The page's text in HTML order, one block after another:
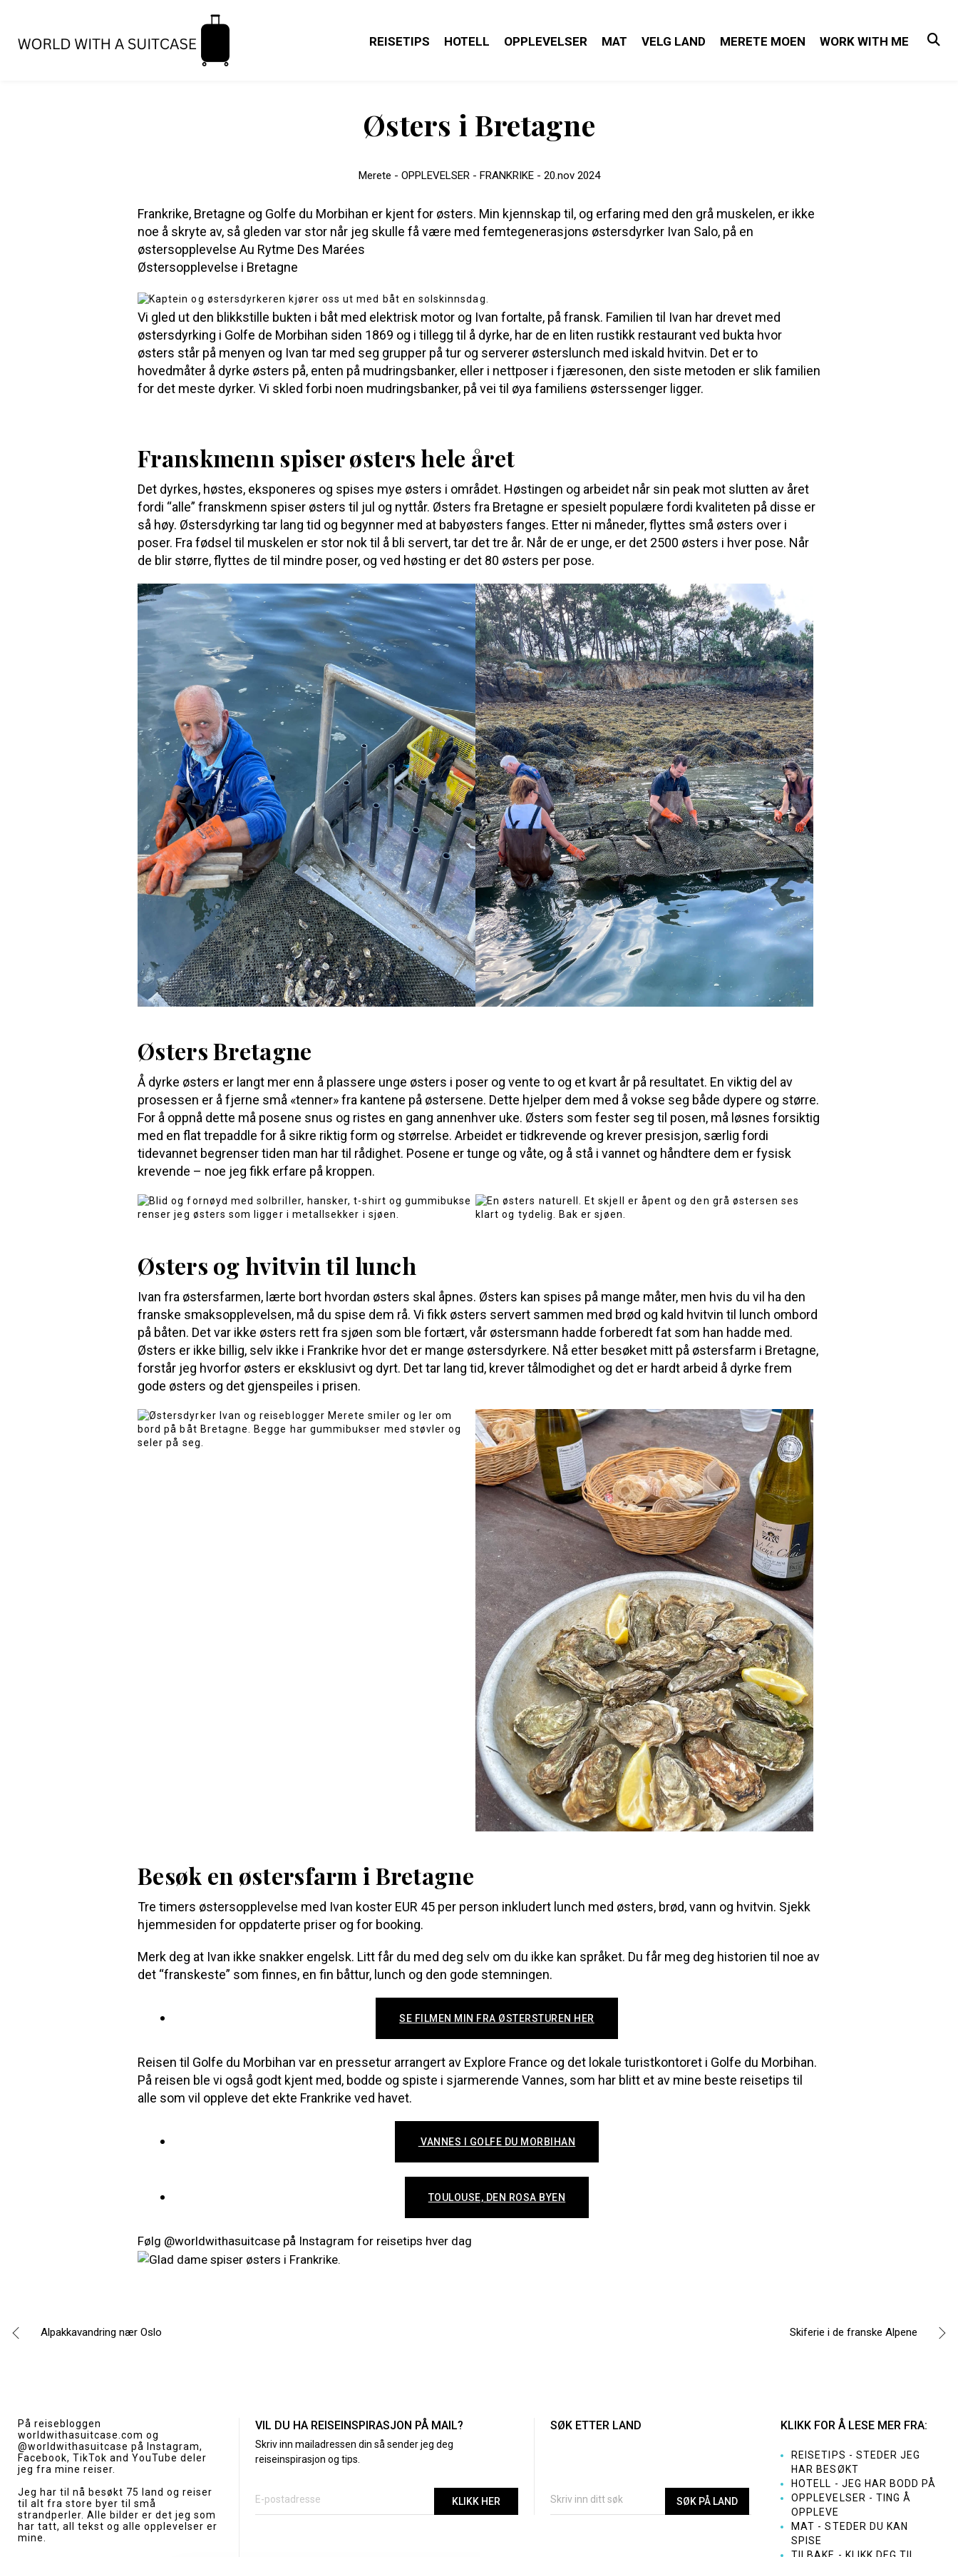
REISETIPS HOTELL OPPLEVELSER MAT VELG LAND MERETE MOEN WORK WITH ME
Østers i Bretagne
Merete - OPPLEVELSER - FRANKRIKE - 20.nov 2024
Frankrike, Bretagne og Golfe du Morbihan er kjent for østers. Min kjennskap til, og erfaring med den grå muskelen, er ikke
noe å skryte av, så gleden var stor når jeg skulle få være med femtegenerasjons østersdyrker Ivan Salo, på en
østersopplevelse Au Rytme Des Marées
Østersopplevelse i Bretagne
Vi gled ut den blikkstille bukten i båt med elektrisk motor og Ivan fortalte, på fransk. Familien til Ivan har drevet med
østersdyrking i Golfe de Morbihan siden 1869 og i tillegg til å dyrke, har de en liten rustikk restaurant ved bukta hvor
østers står på menyen og Ivan tar med seg grupper på tur og serverer østerslunch med iskald hvitvin. Det er to
hovedmåter å dyrke østers på, enten på mudringsbanker, eller i nettposer i fjæresonen, den siste metoden er slik familien
for det meste dyrker. Vi skled forbi noen mudringsbanker, på vei til øya familiens østerssenger ligger.
Franskmenn spiser østers hele året
Det dyrkes, høstes, eksponeres og spises mye østers i området. Høstingen og arbeidet når sin peak mot slutten av året
fordi “alle” franskmenn spiser østers til jul og nyttår. Østers fra Bretagne er spesielt populære fordi kvaliteten på disse er
så høy. Østersdyrking tar lang tid og begynner med at babyøsters fanges. Etter ni måneder, flyttes små østers over i
poser. Fra fødsel til muskelen er stor nok til å bli servert, tar det tre år. Når de er unge, er det 2500 østers i hver pose. Når
de blir større, flyttes de til mindre poser, og ved høsting er det 80 østers per pose.
Østers Bretagne
Å dyrke østers er langt mer enn å plassere unge østers i poser og vente to og et kvart år på resultatet. En viktig del av
prosessen er å fjerne små «tenner» fra kantene på østersene. Dette hjelper dem med å vokse seg både dypere og større.
For å oppnå dette må posene snus og ristes en gang annenhver uke. Østers som fester seg til posen, må løsnes forsiktig
med en flat trepaddle for å sikre riktig form og størrelse. Arbeidet er tidkrevende og krever presisjon, særlig fordi
tidevannet begrenser tiden man har til rådighet. Posene er tunge og våte, og å stå i vannet og håndtere dem er fysisk
krevende – noe jeg fikk erfare på kroppen.
Østers og hvitvin til lunch
Ivan fra østersfarmen, lærte bort hvordan østers skal åpnes. Østers kan spises på mange måter, men hvis du vil ha den
franske smaksopplevelsen, må du spise dem rå. Vi fikk østers servert sammen med brød og kald hvitvin til lunch ombord
på båten. Det var ikke østers rett fra sjøen som ble fortært, vår østersmann hadde forberedt fat som han hadde med.
Østers er ikke billig, selv ikke i Frankrike hvor det er mange østersdyrkere. Nå etter besøket mitt på østersfarm i Bretagne,
forstår jeg hvorfor østers er eksklusivt og dyrt. Det tar lang tid, krever tålmodighet og det er hardt arbeid å dyrke frem
gode østers og det gjenspeiles i prisen.
Besøk en østersfarm i Bretagne
Tre timers østersopplevelse med Ivan koster EUR 45 per person inkludert lunch med østers, brød, vann og hvitvin. Sjekk
hjemmesiden for oppdaterte priser og for booking.
Merk deg at Ivan ikke snakker engelsk. Litt får du med deg selv om du ikke kan språket. Du får meg deg historien til noe av
det “franskeste” som finnes, en fin båttur, lunch og den gode stemningen.
SE FILMEN MIN FRA ØSTERSTUREN HER
Reisen til Golfe du Morbihan var en pressetur arrangert av Explore France og det lokale turistkontoret i Golfe du Morbihan.
På reisen ble vi også godt kjent med, bodde og spiste i sjarmerende Vannes, som har blitt et av mine beste reisetips til
alle som vil oppleve det ekte Frankrike ved havet.
VANNES I GOLFE DU MORBIHAN
TOULOUSE, DEN ROSA BYEN
Følg @worldwithasuitcase på Instagram for reisetips hver dag
Skiferie i de franske Alpene
Alpakkavandring nær Oslo
På reisebloggen
worldwithasuitcase.com og
@worldwithasuitcase på Instagram,
Facebook, TikTok and YouTube deler
jeg fra mine reiser.
Jeg har til nå besøkt 75 land og reiser
til alt fra store byer til små
strandperler. Alle bilder er det jeg som
har tatt, all tekst og alle opplevelser er
mine.
VIL DU HA REISEINSPIRASJON PÅ MAIL?
Skriv inn mailadressen din så sender jeg deg
reiseinspirasjon og tips.
SØK ETTER LAND KLIKK FOR Å LESE MER FRA:
REISETIPS - STEDER JEG
HAR BESØKT
HOTELL - JEG HAR BODD PÅ
OPPLEVELSER - TING Å
OPPLEVE
MAT - STEDER DU KAN
SPISE